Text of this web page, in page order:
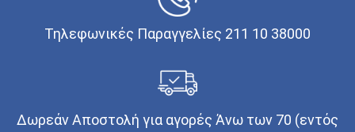
Τηλεφωνικές Παραγγελίες 211 10 38000
Δωρεάν Αποστολή για αγορές Άνω των 70 (εντός